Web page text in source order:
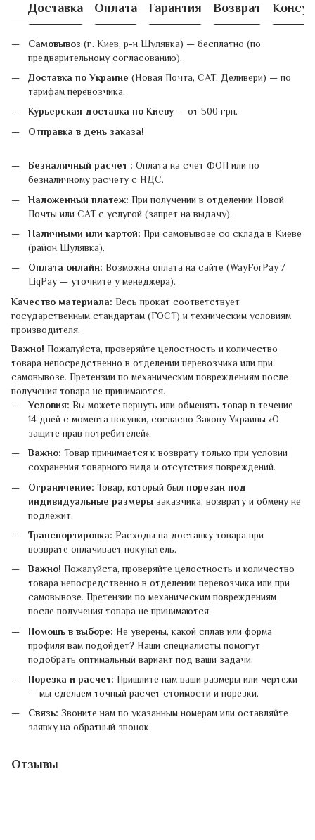
Доставка Оплата Гарантия Возврат
Самовывоз (г. Киев, р-н Шулявка) — бесплатно (по
предварительному согласованию).
Доставка по Украине (Новая Почта, САТ, Деливери) — по
тарифам перевозчика.
Курьерская доставка по Киеву — от 500 грн.
Отправка в день заказа!
Безналичный расчет : Оплата на счет ФОП или по
безналичному расчету с НДС.
Наложенный платеж: При получении в отделении Новой
Почты или САТ с услугой (запрет на выдачу).
Наличными или картой: При самовывозе со склада в Киеве
(район Шулявка).
Оплата онлайн: Возможна оплата на сайте (WayForPay /
LiqPay — уточните у менеджера).
Качество материала: Весь прокат соответствует
государственным стандартам (ГОСТ) и техническим условиям
производителя.
Важно! Пожалуйста, проверяйте целостность и количество
товара непосредственно в отделении перевозчика или при
самовывозе. Претензии по механическим повреждениям после
получения товара не принимаются.
Условия: Вы можете вернуть или обменять товар в течение
14 дней с момента покупки, согласно Закону Украины «О
защите прав потребителей».
Важно: Товар принимается к возврату только при условии
сохранения товарного вида и отсутствия повреждений.
Ограничение: Товар, который был порезан под
индивидуальные размеры заказчика, возврату и обмену не
подлежит.
Транспортировка: Расходы на доставку товара при
возврате оплачивает покупатель.
Важно! Пожалуйста, проверяйте целостность и количество
товара непосредственно в отделении перевозчика или при
самовывозе. Претензии по механическим повреждениям
после получения товара не принимаются.
Помощь в выборе: Не уверены, какой сплав или форма
профиля вам подойдет? Наши специалисты помогут
подобрать оптимальный вариант под ваши задачи.
Порезка и расчет: Пришлите нам ваши размеры или чертежи
— мы сделаем точный расчет стоимости и порезки.
Связь: Звоните нам по указанным номерам или оставляйте
заявку на обратный звонок.
Отзывы